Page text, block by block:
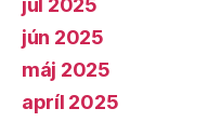
júl 2025
jún 2025
máj 2025
apríl 2025